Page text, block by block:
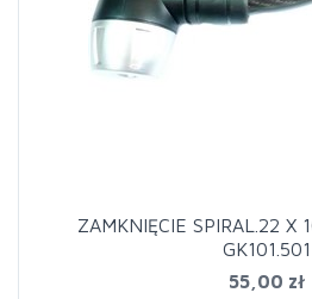
ZAMKNIĘCIE SPIRAL.22 X
GK101.501
55,00 zł